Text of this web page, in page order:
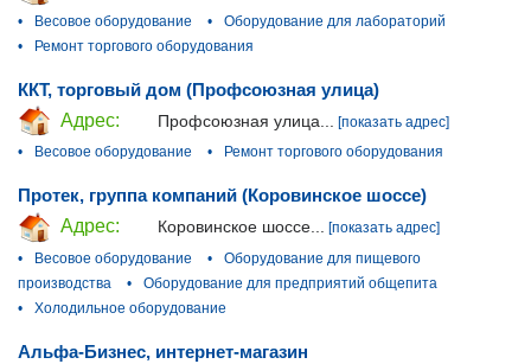
•
Весовое оборудование •
Оборудование для лабораторий
•
Ремонт торгового оборудования
ККТ, торговый дом (Профсоюзная улица)
Адрес:
Профсоюзная улица...
[показать адрес]
•
Весовое оборудование • Ремонт торгового оборудования
Протек, группа компаний (Коровинское шоссе)
Адрес:
Коровинское шоссе... [показать адрес]
•
Весовое оборудование •
Оборудование для пищевого
производства
•
Оборудование для предприятий общепита
•
Холодильное оборудование
Альфа-Бизнес, интернет-магазин